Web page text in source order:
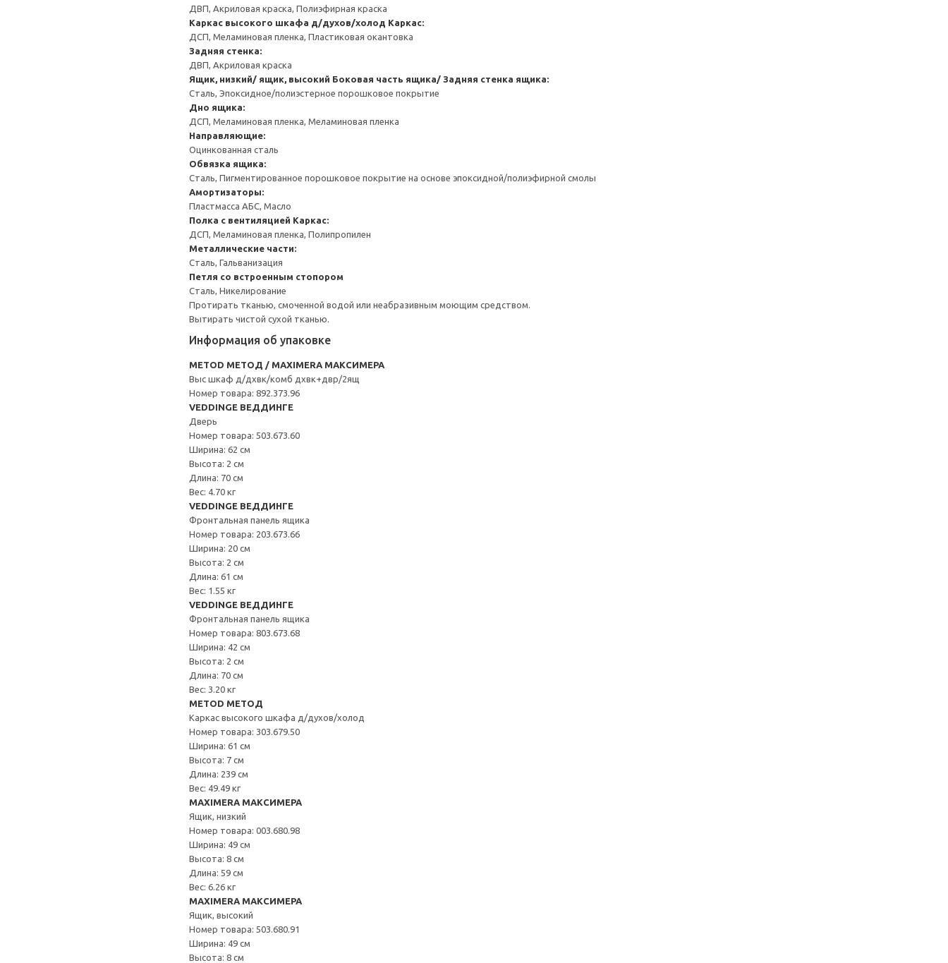
ДВП, Акриловая краска, Полиэфирная краска
Каркас высокого шкафа д/духов/холод Каркас:
ДСП, Меламиновая пленка, Пластиковая окантовка
Задняя стенка:
ДВП, Акриловая краска
Ящик, низкий/ ящик, высокий Боковая часть ящика/ Задняя стенка ящика:
Сталь, Эпоксидное/полиэстерное порошковое покрытие
Дно ящика:
ДСП, Меламиновая пленка, Меламиновая пленка
Направляющие:
Оцинкованная сталь
Обвязка ящика:
Сталь, Пигментированное порошковое покрытие на основе эпоксидной/полиэфирной смолы
Амортизаторы:
Пластмасса АБС, Масло
Полка с вентиляцией Каркас:
ДСП, Меламиновая пленка, Полипропилен
Металлические части:
Сталь, Гальванизация
Петля со встроенным стопором
Сталь, Никелирование
Протирать тканью, смоченной водой или неабразивным моющим средством.
Вытирать чистой сухой тканью.
Информация об упаковке
METOD МЕТОД / MAXIMERA МАКСИМЕРА
Выс шкаф д/дхвк/комб дхвк+двр/2ящ
Номер товара: 892.373.96
VEDDINGE ВЕДДИНГЕ
Дверь
Номер товара: 503.673.60
Ширина: 62 см
Высота: 2 см
Длина: 70 см
Вес: 4.70 кг
VEDDINGE ВЕДДИНГЕ
Фронтальная панель ящика
Номер товара: 203.673.66
Ширина: 20 см
Высота: 2 см
Длина: 61 см
Вес: 1.55 кг
VEDDINGE ВЕДДИНГЕ
Фронтальная панель ящика
Номер товара: 803.673.68
Ширина: 42 см
Высота: 2 см
Длина: 70 см
Вес: 3.20 кг
METOD МЕТОД
Каркас высокого шкафа д/духов/холод
Номер товара: 303.679.50
Ширина: 61 см
Высота: 7 см
Длина: 239 см
Вес: 49.49 кг
MAXIMERA МАКСИМЕРА
Ящик, низкий
Номер товара: 003.680.98
Ширина: 49 см
Высота: 8 см
Длина: 59 см
Вес: 6.26 кг
MAXIMERA МАКСИМЕРА
Ящик, высокий
Номер товара: 503.680.91
Ширина: 49 см
Высота: 8 см